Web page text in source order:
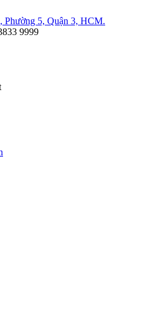
5, Quận 3, HCM.
9999